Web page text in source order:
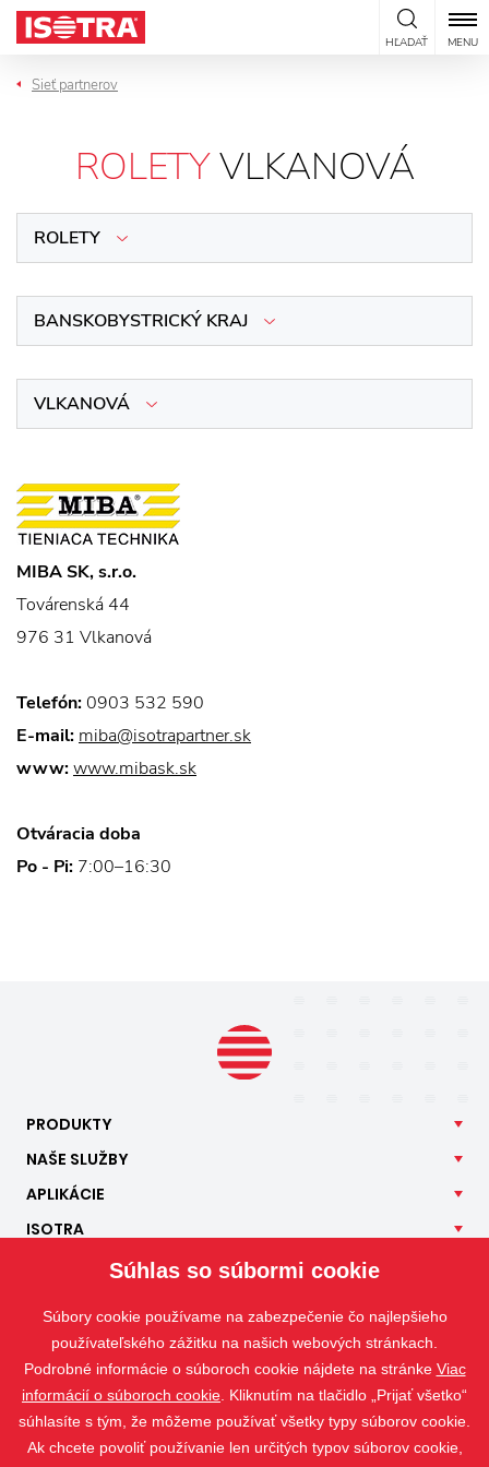
Preskočiť na obsah
HĽADAŤ MENU
Sieť partnerov
ROLETYVLKANOVÁ
ROLETY
BANSKOBYSTRICKÝ KRAJ
VLKANOVÁ
MIBA SK, s.r.o.
Továrenská 44
976 31 Vlkanová
Telefón: 0903 532 590
E-mail: miba@isotrapartner.sk
www:www.mibask.sk
Otváracia doba
Po - Pi: 7:00–16:30
PRODUKTY
NAŠE SLUŽBY
APLIKÁCIE
ISOTRA
Súhlas so súbormi cookie
Súbory cookie používame na zabezpečenie čo najlepšieho
používateľského zážitku na našich webových stránkach.
Podrobné informácie o súboroch cookie nájdete na stránke Viac
informácií o súboroch cookie . Kliknutím na tlačidlo „Prijať všetko“
súhlasíte s tým, že môžeme používať všetky typy súborov cookie.
Ak chcete povoliť používanie len určitých typov súborov cookie,